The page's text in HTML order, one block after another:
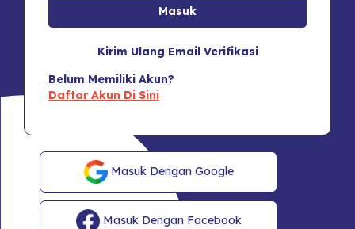
Kirim Ulang Email Verifikasi
Belum Memiliki Akun?
Daftar Akun Di Sini
Masuk Dengan Google
Masuk Dengan Facebook